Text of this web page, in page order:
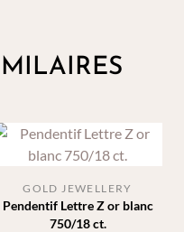
Pendentif Lettre Z or blanc
750/18 ct.
GOLD JEWELLERY